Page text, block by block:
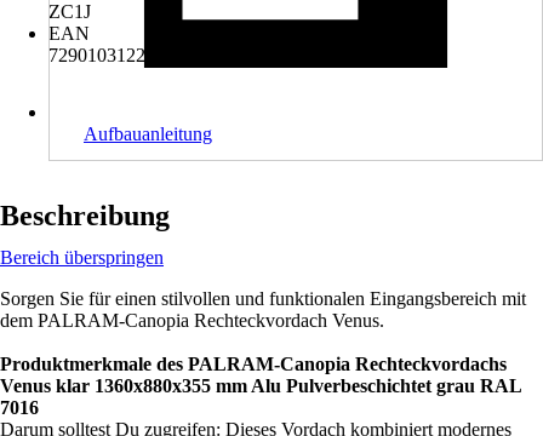
ZC1J
EAN
7290103122959
Aufbauanleitung
Beschreibung
Bereich überspringen
Sorgen Sie für einen stilvollen und funktionalen Eingangsbereich mit
dem PALRAM-Canopia Rechteckvordach Venus.
Produktmerkmale des PALRAM-Canopia Rechteckvordachs
Venus klar 1360x880x355 mm Alu Pulverbeschichtet grau RAL
7016
Darum solltest Du zugreifen: Dieses Vordach kombiniert modernes